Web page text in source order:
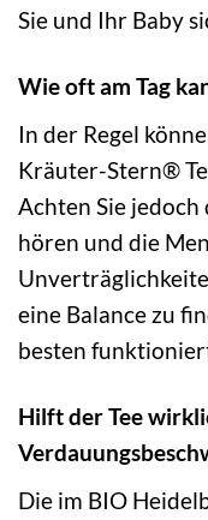
Sie und Ihr Baby
Wie oft am Tag
In der Regel
Kräuter-Stern®
Achten Sie
hören und die
eine Balance zu
besten
Hilft der Tee
Die im BIO